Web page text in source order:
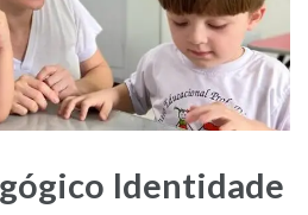
Identidade